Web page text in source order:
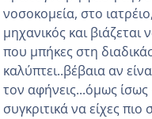
νοσοκομεία, στο
μηχανικός και
που μπήκες στη
καλύπτει..βέβαια αν
τον αφήνεις...όμως
συγκριτικά να είχες